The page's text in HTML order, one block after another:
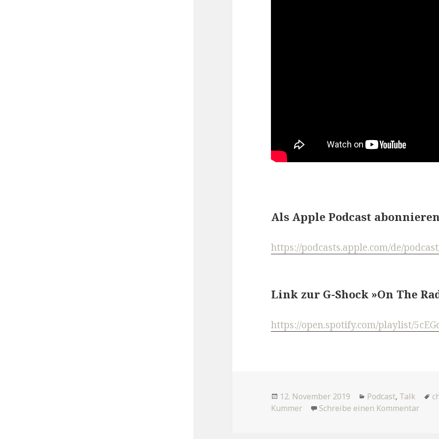
Als Apple Podcast
https://podcasts.apple.com/de/
Link zur G-Shock »On The
https://open.spotify.com/playlist/
Veröffentlicht
am
12. November 2019 Kategorien
Podcast, Talk
Kummer
Schreibe einen Kommentarzu